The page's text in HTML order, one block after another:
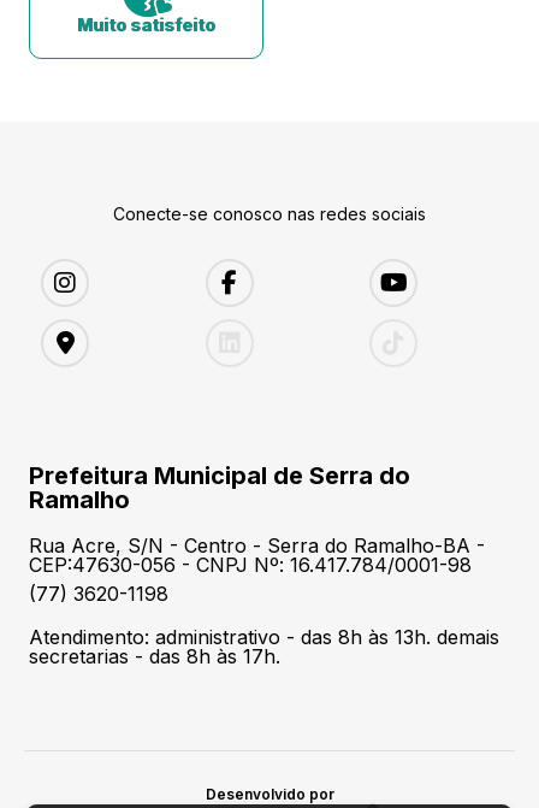
Muito satisfeito
Conecte-se conosco nas redes sociais
Prefeitura Municipal de Serra do
Ramalho
Rua Acre, S/N - Centro - Serra do Ramalho-BA -
CEP:47630-056 - CNPJ Nº: 16.417.784/0001-98
(77) 3620-1198
Atendimento: administrativo - das 8h às 13h. demais
secretarias - das 8h às 17h.
Desenvolvido por